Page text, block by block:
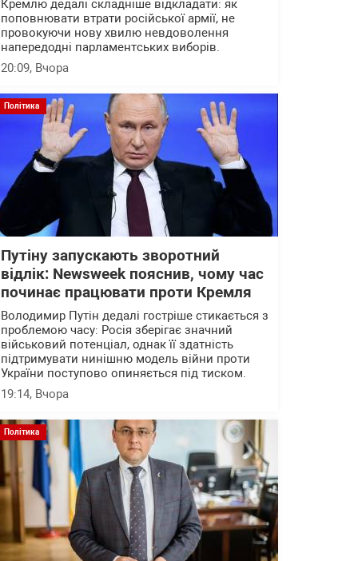
Кремлю дедалі складніше відкладати: як
поповнювати втрати російської армії, не
провокуючи нову хвилю невдоволення
напередодні парламентських виборів.
20:09, Вчора
Політика
Путіну запускають зворотний
відлік: Newsweek пояснив, чому час
починає працювати проти Кремля
Володимир Путін дедалі гостріше стикається з
проблемою часу: Росія зберігає значний
військовий потенціал, однак її здатність
підтримувати нинішню модель війни проти
України поступово опиняється під тиском.
19:14, Вчора
Політика